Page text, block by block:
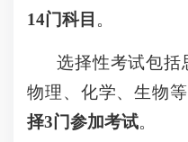
14门科目 。
选择性考试包括
物理、化学、生物等
择3门参加考试。